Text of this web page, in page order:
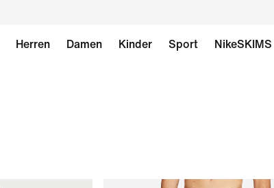
Herren Damen Kinder Sport NikeSKIMS